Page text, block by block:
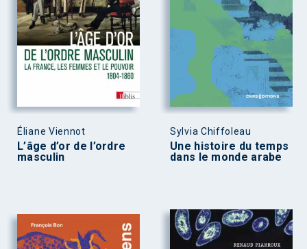
Éliane Viennot
L’âge d’or de l’ordre
masculin
Sylvia Chiffoleau
Une histoire du temps
dans le monde arabe